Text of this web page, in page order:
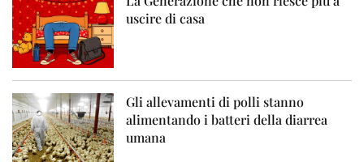
uscire di casa
Gli allevamenti di polli stanno
alimentando i batteri della diarrea
umana